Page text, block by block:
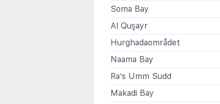
Soma Bay
Al Quşayr
Hurghadaområdet
Naama Bay
Ra’s Umm Sudd
Makadi Bay